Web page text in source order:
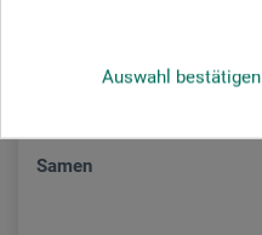
Auswahl bestätigen
Samen